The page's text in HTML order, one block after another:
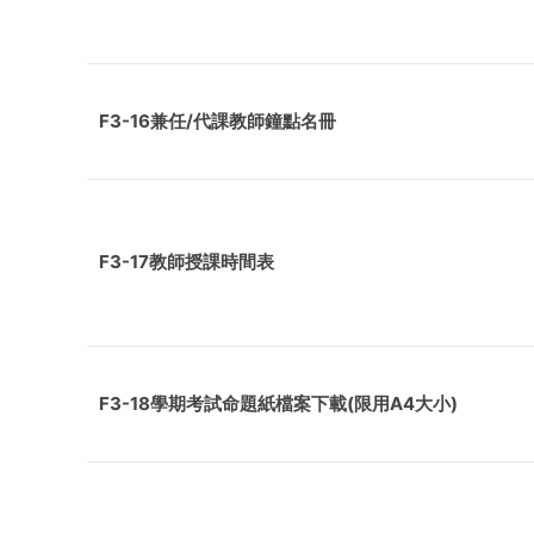
F3-16兼任/代課教師鐘點名冊
F3-17教師授課時間表
F3-18學期考試命題紙檔案下載(限用A4大小)